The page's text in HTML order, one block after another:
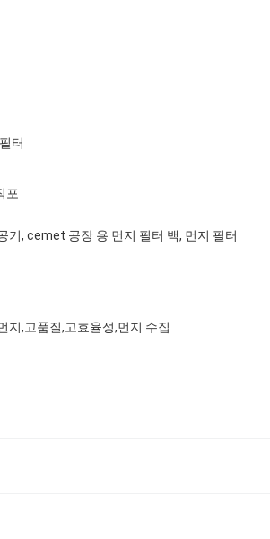
터
포
기, cemet 공장 용 먼지 필터 백, 먼지 필터
지,고품질,고효율성,먼지 수집